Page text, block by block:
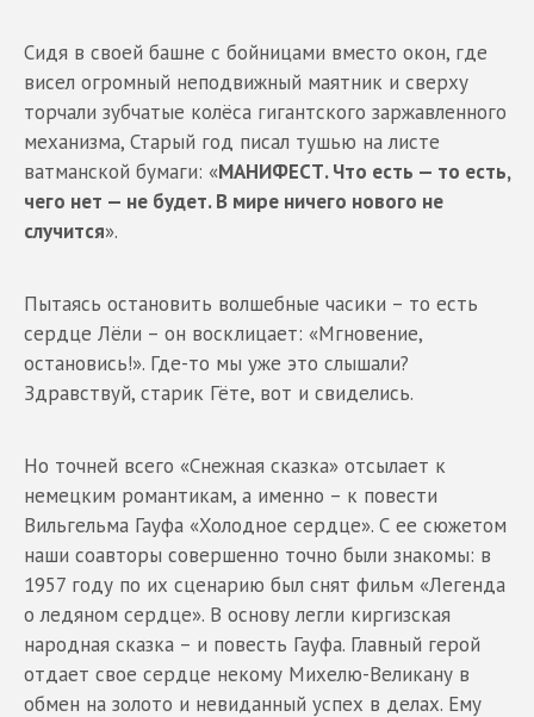
Сидя в своей башне с бойницами вместо окон, где
висел огромный неподвижный маятник и сверху
торчали зубчатые колёса гигантского заржавленного
механизма, Старый год писал тушью на листе
ватманской бумаги: «МАНИФЕСТ. Что есть — то есть,
чего нет — не будет. В мире ничего нового не
случится».
Пытаясь остановить волшебные часики – то есть
сердце Лёли – он восклицает: «Мгновение,
остановись!». Где-то мы уже это слышали?
Здравствуй, старик Гёте, вот и свиделись.
Но точней всего «Снежная сказка» отсылает к
немецким романтикам, а именно – к повести
Вильгельма Гауфа «Холодное сердце». С ее сюжетом
наши соавторы совершенно точно были знакомы: в
1957 году по их сценарию был снят фильм «Легенда
о ледяном сердце». В основу легли киргизская
народная сказка – и повесть Гауфа. Главный герой
отдает свое сердце некому Михелю-Великану в
обмен на золото и невиданный успех в делах. Ему